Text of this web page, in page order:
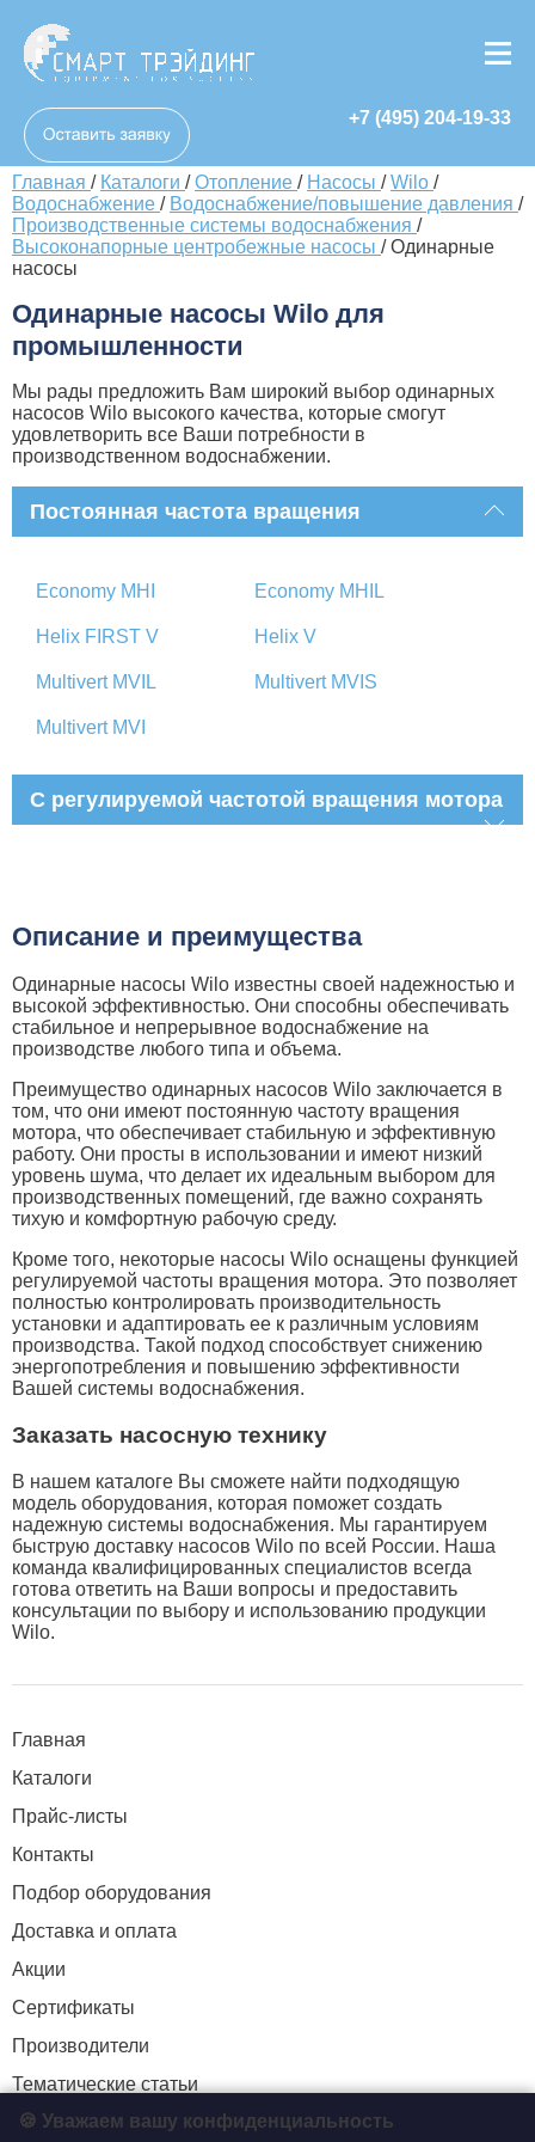
+7 (495) 204-19-33
Главная / Каталоги /Отопление / Насосы /Wilo /
Водоснабжение / Водоснабжение/повышение давления /
Производственные системы водоснабжения /
Высоконапорные центробежные насосы /Одинарные
насосы
Одинарные насосы Wilo для
промышленности
Мы рады предложить Вам широкий выбор одинарных
насосов Wilo высокого качества, которые смогут
удовлетворить все Ваши потребности в
производственном водоснабжении.
Постоянная частота вращения
Economy MHI Economy MHIL
Helix FIRST V Helix V
Multivert MVIL Multivert MVIS
Multivert MVI
С регулируемой частотой вращения мотора
Описание и преимущества
Одинарные насосы Wilo известны своей надежностью и
высокой эффективностью. Они способны обеспечивать
стабильное и непрерывное водоснабжение на
производстве любого типа и объема.
Преимущество одинарных насосов Wilo заключается в
том, что они имеют постоянную частоту вращения
мотора, что обеспечивает стабильную и эффективную
работу. Они просты в использовании и имеют низкий
уровень шума, что делает их идеальным выбором для
производственных помещений, где важно сохранять
тихую и комфортную рабочую среду.
Кроме того, некоторые насосы Wilo оснащены функцией
регулируемой частоты вращения мотора. Это позволяет
полностью контролировать производительность
установки и адаптировать ее к различным условиям
производства. Такой подход способствует снижению
энергопотребления и повышению эффективности
Вашей системы водоснабжения.
Заказать насосную технику
В нашем каталоге Вы сможете найти подходящую
модель оборудования, которая поможет создать
надежную системы водоснабжения. Мы гарантируем
быструю доставку насосов Wilo по всей России. Наша
команда квалифицированных специалистов всегда
готова ответить на Ваши вопросы и предоставить
консультации по выбору и использованию продукции
Wilo.
Главная
Каталоги
Прайс-листы
Контакты
Подбор оборудования
Доставка и оплата
Акции
Сертификаты
Производители
Тематические статьи
🍪 Уважаем вашу конфиденциальность